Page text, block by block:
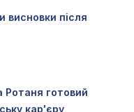
висновки після
Ротаня готовий
кар'єру